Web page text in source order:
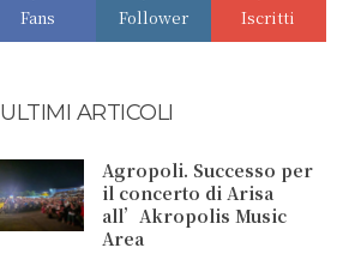
Fans Follower Iscritti
ULTIMI ARTICOLI
Agropoli. Successo per
il concerto di Arisa
all’Akropolis Music
Area